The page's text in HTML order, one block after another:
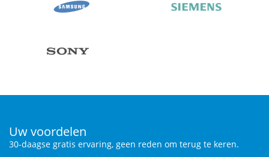
Uw voordelen
30-daagse gratis ervaring, geen reden om terug te keren.